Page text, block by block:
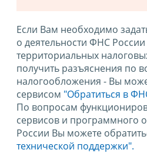
Если Вам необходимо
о деятельности ФНС
территориальных
получить разъяснения по
налогообложения - Вы
сервисом "Обратиться в
По вопросам
сервисов и программного
России Вы можете
технической поддержки".